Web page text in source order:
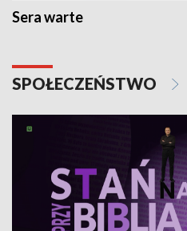
Sera warte
SPOŁECZEŃSTWO